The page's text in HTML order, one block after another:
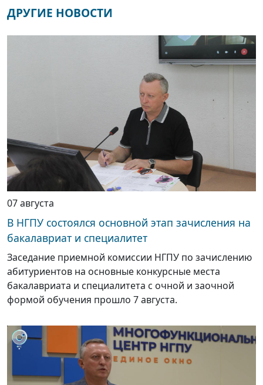
ДРУГИЕ НОВОСТИ
07 августа
В НГПУ состоялся основной этап зачисления на
бакалавриат и специалитет
Заседание приемной комиссии НГПУ по зачислению
абитуриентов на основные конкурсные места
бакалавриата и специалитета с очной и заочной
формой обучения прошло 7 августа.